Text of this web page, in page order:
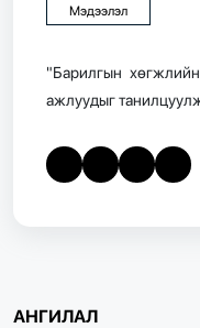
Мэдээлэл
"Барилгын
ажлуудыг
АНГИЛАЛ